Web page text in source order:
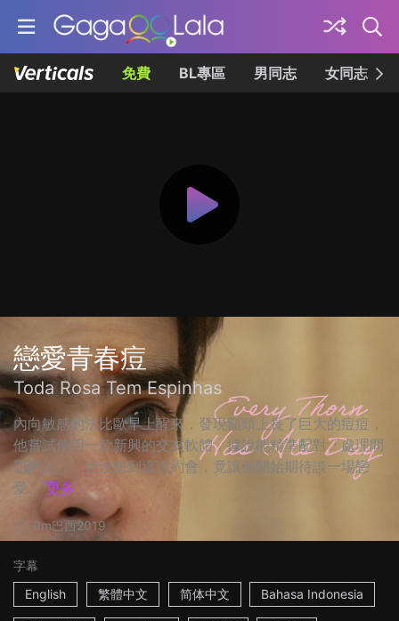
免費 BL專區 男同志 女同志
戀愛青春痘
Toda Rosa Tem Espinhas
內向敏感的法比歐早上醒來，發現額頭上長了巨大的痘痘，
他嘗試使用一款新興的交友軟體，據說能精準配對「處理問
題的人」，但沒想到這次約會，竟讓他開始期待談一場戀
愛。
更多
9m巴西2019
字幕
English
繁體中文 简体中文 Bahasa Indonesia